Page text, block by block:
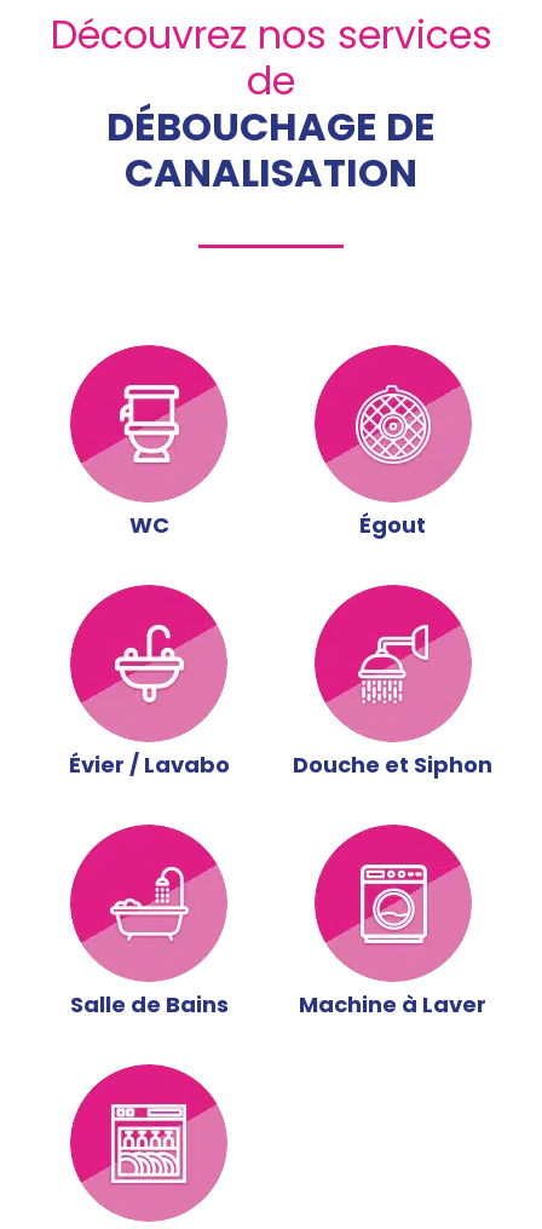
Découvrez nos services
de
DÉBOUCHAGE DE
CANALISATION
WC Égout
Évier / Lavabo Douche et Siphon
Salle de Bains Machine à Laver